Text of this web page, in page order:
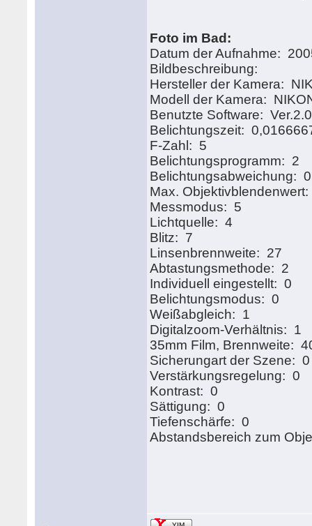
Foto im Bad:
Datum der Aufnahme:
Hersteller der Kamera:
Modell der Kamera:
Benutzte Software:
Belichtungszeit:
F-Zahl: 5
Belichtungsprogramm: 2
Belichtungsabweichung: 0
Max.
Messmodus: 5
Lichtquelle: 4
Blitz: 7
Linsenbrennweite: 27
Abtastungsmethode: 2
Individuell eingestellt: 0
Belichtungsmodus: 0
Weißabgleich: 1
Digitalzoom-Verhältnis: 1
35mm Film, Brennweite:
Sicherungart der Szene: 0
Verstärkungsregelung: 0
Kontrast: 0
Sättigung: 0
Tiefenschärfe: 0
Abstandsbereich zum